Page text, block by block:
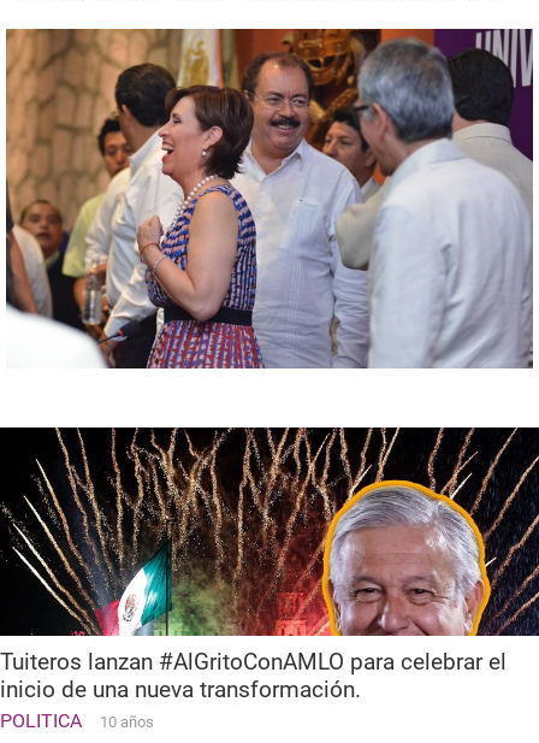
Tuiteros lanzan #AlGritoConAMLO para celebrar el
inicio de una nueva transformación.
POLITICA 10 años